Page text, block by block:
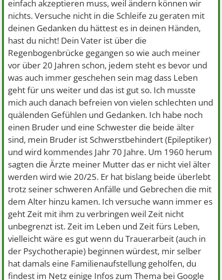
einfach akzeptieren muss, weil ändern können wir
nichts. Versuche nicht in die Schleife zu geraten mit
deinen Gedanken du hättest es in deinen Händen,
hast du nicht! Dein Vater ist über die
Regenbogenbrücke gegangen so wie auch meiner
vor über 20 Jahren schon, jedem steht es bevor und
was auch immer geschehen sein mag dass Leben
geht für uns weiter und das ist gut so. Ich musste
mich auch danach befreien von vielen schlechten und
quälenden Gefühlen und Gedanken. Ich habe noch
einen Bruder und eine Schwester die beide älter
sind, mein Bruder ist Schwerstbehindert (Epileptiker)
und wird kommendes Jahr 70 Jahre. Um 1960 herum
sagten die Ärzte meiner Mutter das er nicht viel älter
werden wird wie 20/25. Er hat bislang beide überlebt
trotz seiner schweren Anfälle und Gebrechen die mit
dem Alter hinzu kamen. Ich versuche wann immer es
geht Zeit mit ihm zu verbringen weil Zeit nicht
unbegrenzt ist. Zeit im Leben und Zeit fürs Leben,
vielleicht wäre es gut wenn du Trauerarbeit (auch in
der Psychotherapie) beginnen würdest, mir selber
hat damals eine Familienaufstellung geholfen, du
findest im Netz einige Infos zum Thema bei Google